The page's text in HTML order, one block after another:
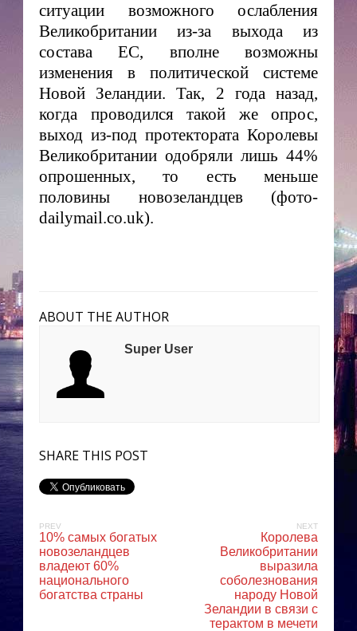
ситуации возможного ослабления
Великобритании из-за выхода из
состава ЕС, вполне возможны
изменения в политической системе
Новой Зеландии. Так, 2 года назад,
когда проводился такой же опрос,
выход из-под протектората Королевы
Великобритании одобряли лишь 44%
опрошенных, то есть меньше
половины новозеландцев (фото-
dailymail.co.uk).
ABOUT THE AUTHOR
Super User
SHARE THIS POST
PREV
10% самых богатых
новозеландцев
владеют 60%
национального
богатства страны
NEXT
Королева
Великобритании
выразила
соболезнования
народу Новой
Зеландии в связи с
терактом в мечети